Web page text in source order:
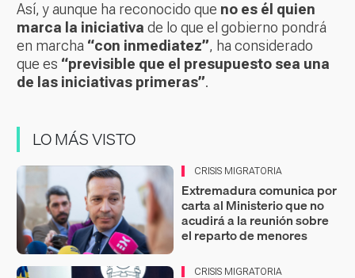
Así, y aunque ha reconocido que no es él quien
marca la iniciativa de lo que el gobierno pondrá
en marcha “con inmediatez”, ha considerado
que es “previsible que el presupuesto sea una
de las iniciativas primeras”.
LO MÁS VISTO
CRISIS MIGRATORIA
Extremadura comunica por
carta al Ministerio que no
acudirá a la reunión sobre
el reparto de menores
CRISIS MIGRATORIA